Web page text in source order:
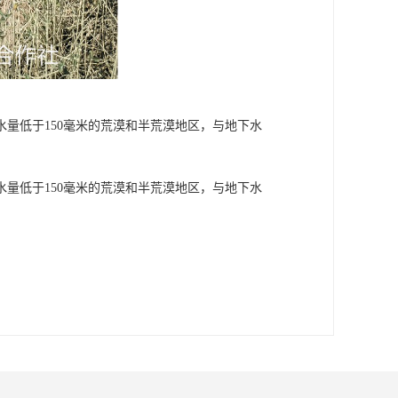
低于150毫米的荒漠和半荒漠地区，与地下水
低于150毫米的荒漠和半荒漠地区，与地下水